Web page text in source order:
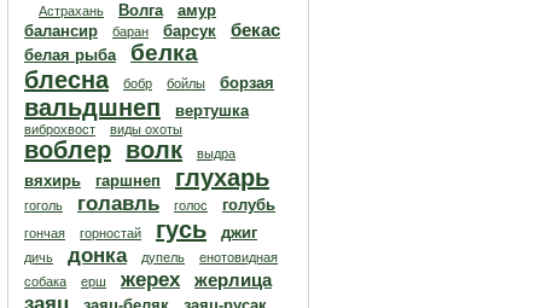
Астрахань Волга
амур
балансир
баран барсук бекас
белая рыба белка
блесна бобр бойлы борзая
вальдшнеп вертушка
виброхвост виды охоты
воблер волк выдра
вяхирь гаршнеп глухарь
гоголь голавль голос голубь
гончая горностай гусь джиг
дичь донка дупель
енотовидная
собака
ерш жерех жерлица